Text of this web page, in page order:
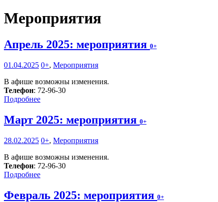
Мероприятия
Апрель 2025: мероприятия 0+
01.04.2025 0+, Мероприятия
В афише возможны изменения.
Телефон: 72-96-30
Подробнее
Март 2025: мероприятия 0+
28.02.2025 0+, Мероприятия
В афише возможны изменения.
Телефон: 72-96-30
Подробнее
Февраль 2025: мероприятия 0+